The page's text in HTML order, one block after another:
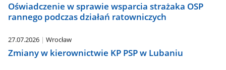
Oświadczenie w sprawie wsparcia strażaka OSP
rannego podczas działań ratowniczych
27.07.2026 Wrocław
Zmiany w kierownictwie KP PSP w Lubaniu